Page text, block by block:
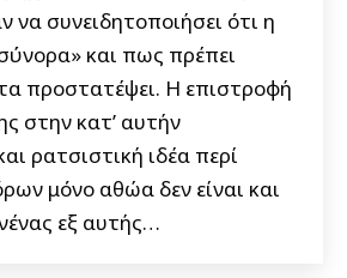
να συνειδητοποιήσει ότι η
και πως πρέπει
προστατέψει. Η επιστροφή
στην κατ’ αυτήν
ρατσιστική ιδέα περί
μόνο αθώα δεν είναι και
εξ αυτής…